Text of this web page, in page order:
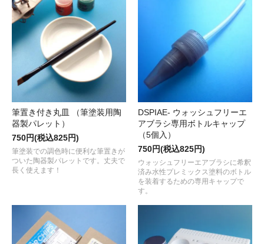
筆置き付き丸皿 （筆塗装用陶
器製パレット）
750円(税込825円)
筆塗装での調色時に便利な筆置きが
ついた陶器製パレットです。丈夫で
長く使えます！
DSPIAE- ウォッシュフリーエ
アブラシ専用ボトルキャップ
（5個入）
750円(税込825円)
ウォッシュフリーエアブラシに希釈
済み水性プレミックス塗料のボトル
を装着するための専用キャップで
す。